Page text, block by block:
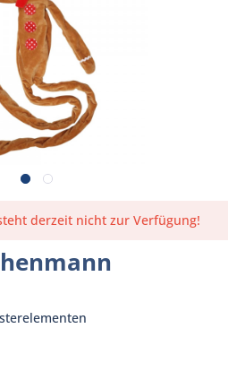
derzeit nicht zur Verfügung!